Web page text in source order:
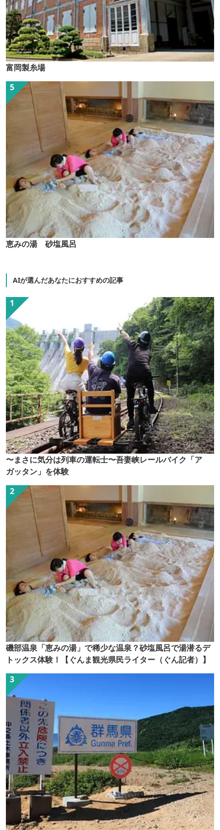
富岡製糸場
恵みの湯 砂塩風呂
AIが選んだあなたにおすすめの記事
〜まさに気分は列車の運転士〜吾妻峡レールバイク「ア
ガッタン」を体験
磯部温泉「恵みの湯」で稀少な温泉？砂塩風呂で湯潜るデ
トックス体験！【ぐんま観光県民ライター（ぐん記者）】